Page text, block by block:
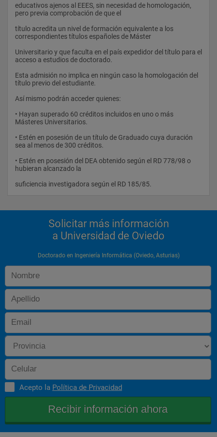
educativos ajenos al EEES, sin necesidad de homologación,
pero previa comprobación de que el
título acredita un nivel de formación equivalente a los
correspondientes títulos españoles de Máster
Universitario y que faculta en el país expedidor del título para el
acceso a estudios de doctorado.
Esta admisión no implica en ningún caso la homologación del
título previo del estudiante.
Así mismo podrán acceder quienes:
• Hayan superado 60 créditos incluidos en uno o más
Másteres Universitarios.
• Estén en posesión de un título de Graduado cuya duración
sea al menos de 300 créditos.
• Estén en posesión del DEA obtenido según el RD 778/98 o
hubieran alcanzado la
suficiencia investigadora según el RD 185/85.
Solicitar más información
a Universidad de Oviedo
Doctorado en Ingeniería Informática (Oviedo, Asturias)
Acepto la Política de Privacidad